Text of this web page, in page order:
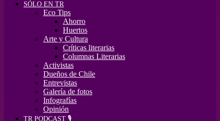
SÓLO EN TR
Eco Tips
Ahorro
Huertos
Arte y Cultura
Críticas literarias
Columnas Literarias
Activistas
Dueños de Chile
Entrevistas
Galería de fotos
Infografías
Opinión
TR PODCAST 🎙️